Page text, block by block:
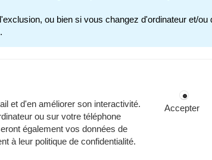
SCOLAIRE
les
les enfants qui :
ou bien si vous changez d'ordinateur et/ou
et d'en améliorer son interactivité.
ou sur votre téléphone
également vos données de
à leur politique de confidentialité.
Accepter